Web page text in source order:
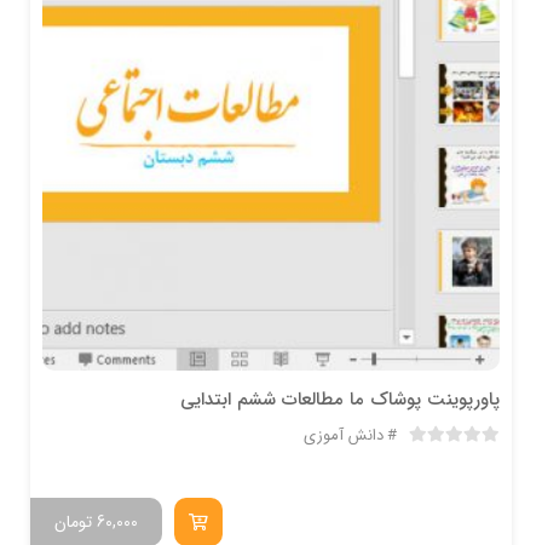
پاورپوینت پوشاک ما مطالعات ششم ابتدایی
دانش آموزی
تومان 60,000